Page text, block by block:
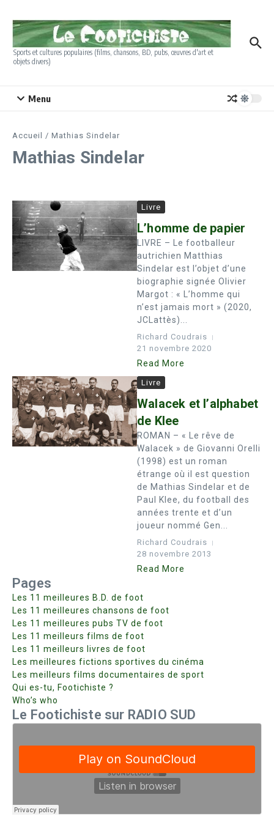
Sports et cultures populaires (films, chansons, BD, pubs, œuvres d'art et
objets divers)
Menu
Accueil / Mathias Sindelar
Mathias Sindelar
Livre
L’homme de papier
LIVRE – Le footballeur
autrichien Matthias
Sindelar est l’objet d’une
biographie signée Olivier
Margot : « L’homme qui
n’est jamais mort » (2020,
JCLattès)...
Richard Coudrais
21 novembre 2020
Read More
Livre
Walacek et l’alphabet
de Klee
ROMAN – « Le rêve de
Walacek » de Giovanni Orelli
(1998) est un roman
étrange où il est question
de Mathias Sindelar et de
Paul Klee, du football des
années trente et d’un
joueur nommé Gen...
Richard Coudrais
28 novembre 2013
Read More
Pages
Les 11 meilleures B.D. de foot
Les 11 meilleures chansons de foot
Les 11 meilleures pubs TV de foot
Les 11 meilleurs films de foot
Les 11 meilleurs livres de foot
Les meilleures fictions sportives du cinéma
Les meilleurs films documentaires de sport
Qui es-tu, Footichiste ?
Who’s who
Le Footichiste sur RADIO SUD